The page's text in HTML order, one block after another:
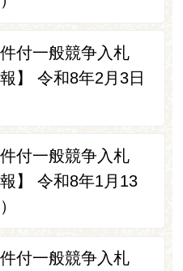
付一般競争入札
】 令和8年2月3日
付一般競争入札
】 令和8年1月13
付一般競争入札